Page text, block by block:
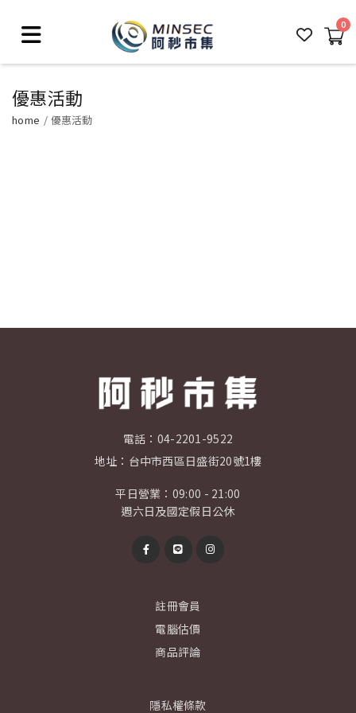
0
優惠活動
home 優惠活動
電話： 04-2201-9522
地址： 台中市西區日盛街20號1樓
平日營業：09:00 - 21:00
週六日及國定假日公休
註冊會員
電腦估價
商品評論
隱私權條款